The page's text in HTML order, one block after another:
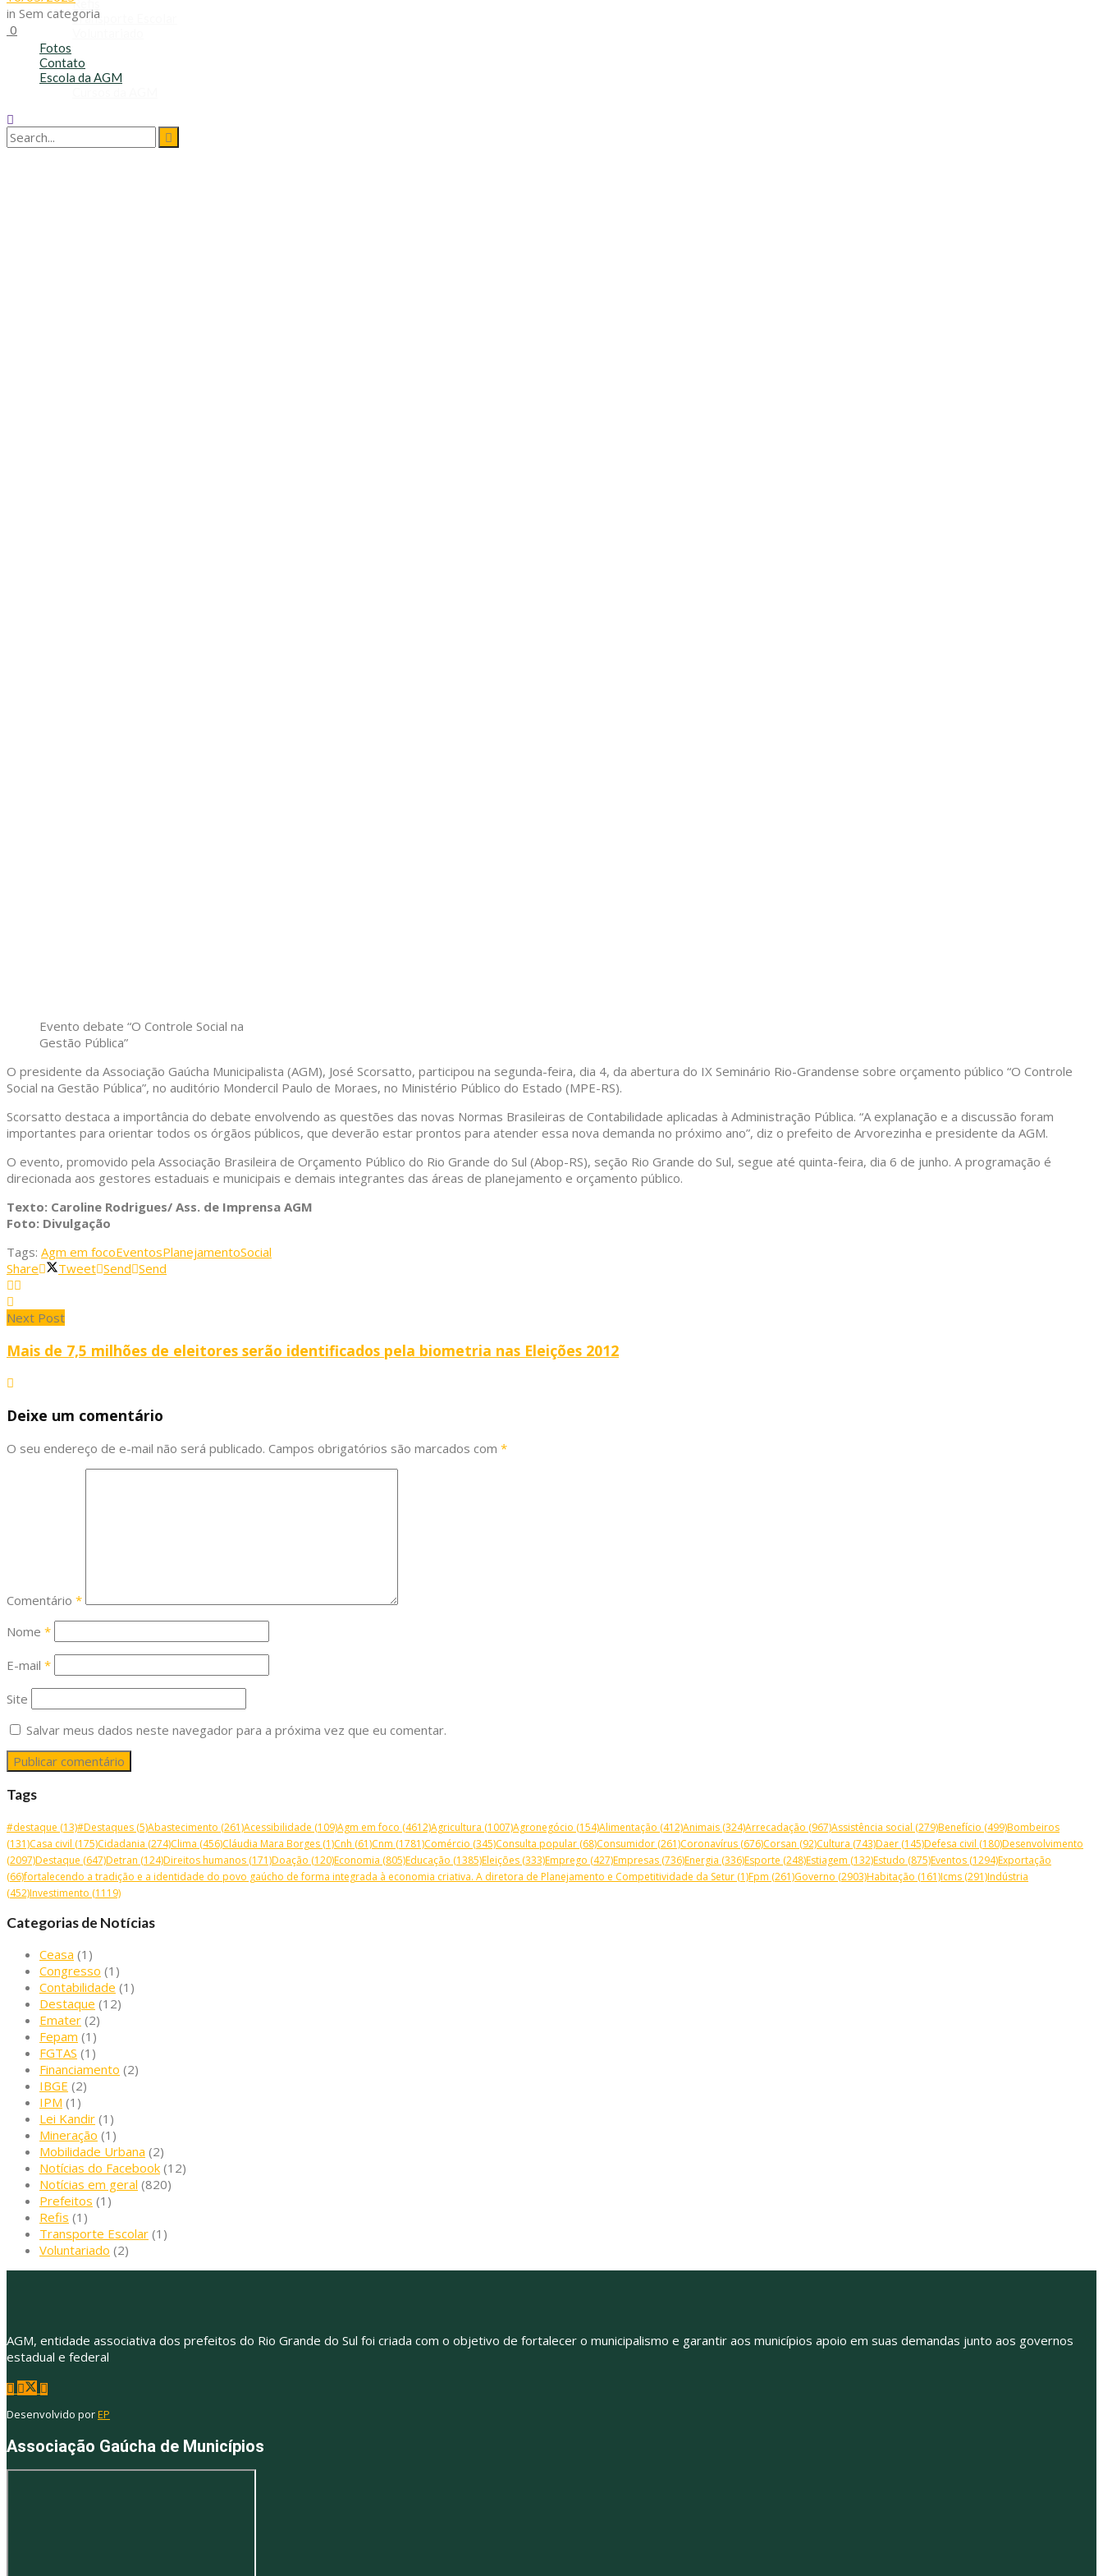
Refis
Transporte Escolar
Fotos
Contato
Escola da AGM
in Sem categoria
0
Evento debate “O Controle Social na
Gestão Pública”
O presidente da Associação Gaúcha Municipalista (AGM), José Scorsatto, participou na segunda-feira, dia 4, da abertura do IX Seminário Rio-Grandense sobre orçamento público “O Controle
Social na Gestão Pública”, no auditório Mondercil Paulo de Moraes, no Ministério Público do Estado (MPE-RS).
Scorsatto destaca a importância do debate envolvendo as questões das novas Normas Brasileiras de Contabilidade aplicadas à Administração Pública. “A explanação e a discussão foram
importantes para orientar todos os órgãos públicos, que deverão estar prontos para atender essa nova demanda no próximo ano”, diz o prefeito de Arvorezinha e presidente da AGM.
O evento, promovido pela Associação Brasileira de Orçamento Público do Rio Grande do Sul (Abop-RS), seção Rio Grande do Sul, segue até quinta-feira, dia 6 de junho. A programação é
direcionada aos gestores estaduais e municipais e demais integrantes das áreas de planejamento e orçamento público.
Texto: Caroline Rodrigues/ Ass. de Imprensa AGM
Foto: Divulgação
Tags: Agm em focoEventosPlanejamentoSocial
Share
Tweet Send Send
Next Post
Mais de 7,5 milhões de eleitores serão identificados pela biometria nas Eleições 2012
Deixe um comentário
O seu endereço de e-mail não será publicado. Campos obrigatórios são marcados com *
Comentário *
Nome *
E-mail *
Site
Salvar meus dados neste navegador para a próxima vez que eu comentar.
Tags
#destaque (13)#Destaques (5)Abastecimento (261)Acessibilidade (109)Agm em foco (4612)Agricultura (1007)Agronegócio (154)Alimentação (412)Animais (324)Arrecadação (967)Assistência social (279)Benefício (499)Bombeiros
(131)Casa civil (175)Cidadania (274)Clima (456)Cláudia Mara Borges (1)Cnh (61)Cnm (1781)Comércio (345)Consulta popular (68)Consumidor (261)Coronavírus (676)Corsan (92)Cultura (743)Daer (145)Defesa civil (180)Desenvolvimento
(2097)Destaque (647)Detran (124)Direitos humanos (171)Doação (120)Economia (805)Educação (1385)Eleições (333)Emprego (427)Empresas (736)Energia (336)Esporte (248)Estiagem (132)Estudo (875)Eventos (1294)Exportação
(66)fortalecendo a tradição e a identidade do povo gaúcho de forma integrada à economia criativa. A diretora de Planejamento e Competitividade da Setur (1)Fpm (261)Governo (2903)Habitação (161)Icms (291)Indústria
(452)Investimento (1119)
Categorias de Notícias
Ceasa (1)
Congresso (1)
Contabilidade (1)
Destaque (12)
Emater (2)
Fepam (1)
FGTAS (1)
Financiamento (2)
IBGE (2)
IPM (1)
Lei Kandir (1)
Mineração (1)
Mobilidade Urbana (2)
Notícias do Facebook (12)
Notícias em geral (820)
Prefeitos (1)
Refis (1)
Transporte Escolar (1)
Voluntariado (2)
AGM, entidade associativa dos prefeitos do Rio Grande do Sul foi criada com o objetivo de fortalecer o municipalismo e garantir aos municípios apoio em suas demandas junto aos governos
estadual e federal
Desenvolvido porEP
Associação Gaúcha de Municípios